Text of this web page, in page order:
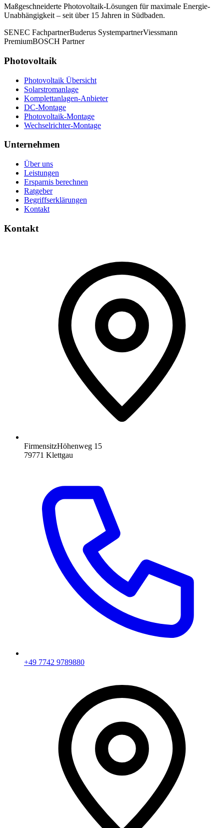
Maßgeschneiderte Photovoltaik-Lösungen für maximale Energie-
Unabhängigkeit – seit über 15 Jahren in Südbaden.
SENEC FachpartnerBuderus SystempartnerViessmann
PremiumBOSCH Partner
Photovoltaik
Photovoltaik Übersicht
Solarstromanlage
Komplettanlagen-Anbieter
DC-Montage
Photovoltaik-Montage
Wechselrichter-Montage
Unternehmen
Über uns
Leistungen
Ersparnis berechnen
Ratgeber
Begriffserklärungen
Kontakt
Kontakt
FirmensitzHöhenweg 15
79771 Klettgau
+49 7742 9789880